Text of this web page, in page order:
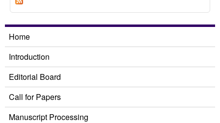
Home
Introduction
Editorial Board
Call for Papers
Manuscript Processing